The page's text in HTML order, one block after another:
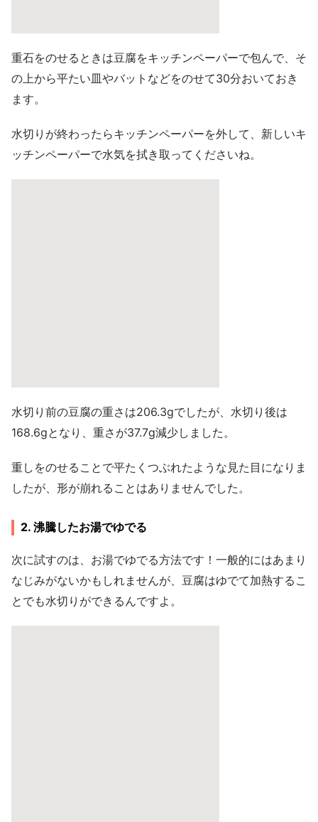
重石をのせるときは豆腐をキッチンペーパーで包んで、そ
の上から平たい皿やバットなどをのせて30分おいておき
ます。
水切りが終わったらキッチンペーパーを外して、新しいキ
ッチンペーパーで水気を拭き取ってくださいね。
水切り前の豆腐の重さは206.3gでしたが、水切り後は
168.6gとなり、重さが37.7g減少しました。
重しをのせることで平たくつぶれたような見た目になりま
したが、形が崩れることはありませんでした。
2. 沸騰したお湯でゆでる
次に試すのは、お湯でゆでる方法です！一般的にはあまり
なじみがないかもしれませんが、豆腐はゆでて加熱するこ
とでも水切りができるんですよ。